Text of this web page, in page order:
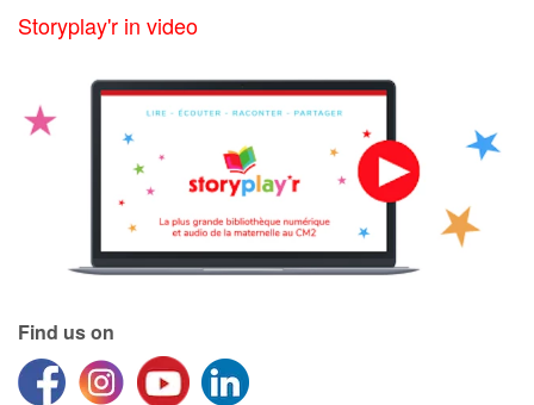
Storyplay'r in video
Find us on